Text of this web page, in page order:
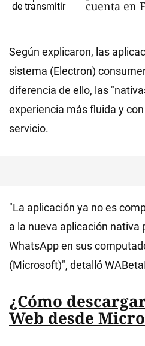
cuenta en
Según explicaron, las
sistema (Electron)
diferencia de ello, las
experiencia más fluida y
servicio.
"La aplicación ya no es
a la nueva aplicación nativa
WhatsApp en sus
(Microsoft)", detalló
¿Cómo
Web desde